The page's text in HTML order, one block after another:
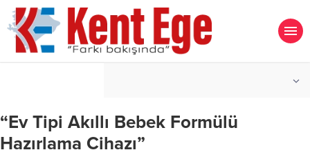
“Ev Tipi Akıllı Bebek Formülü
Hazırlama Cihazı”